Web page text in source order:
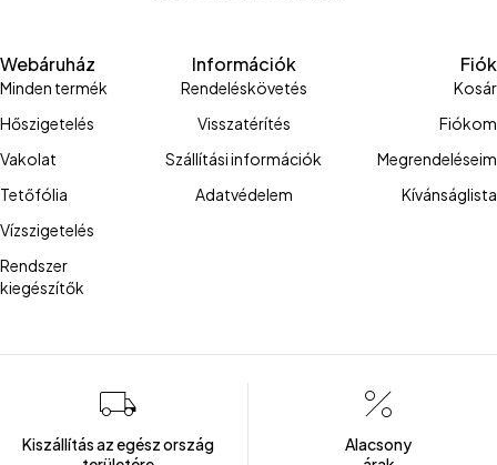
Webáruház
Minden termék
Hőszigetelés
Vakolat
Tetőfólia
Vízszigetelés
Rendszer
kiegészítők
Információk
Rendeléskövetés
Visszatérítés
Szállítási információk
Adatvédelem
Fiók
Kosár
Fiókom
Megrendeléseim
Kívánságlista
Kiszállítás az egész ország
Alacsony